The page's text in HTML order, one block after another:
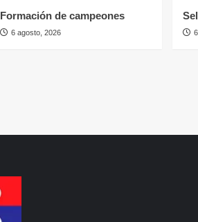
Formación de campeones
6 agosto, 2026